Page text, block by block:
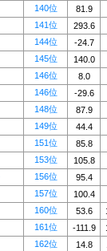
140位
81.9
141位
293.6
144位
-24.7
145位
140.0
146位
8.0
146位
-29.6
148位
87.9
149位
44.4
151位
85.8
153位
105.8
156位
95.4
157位
100.4
160位 53.6
161位 -111.9
162位 14.8